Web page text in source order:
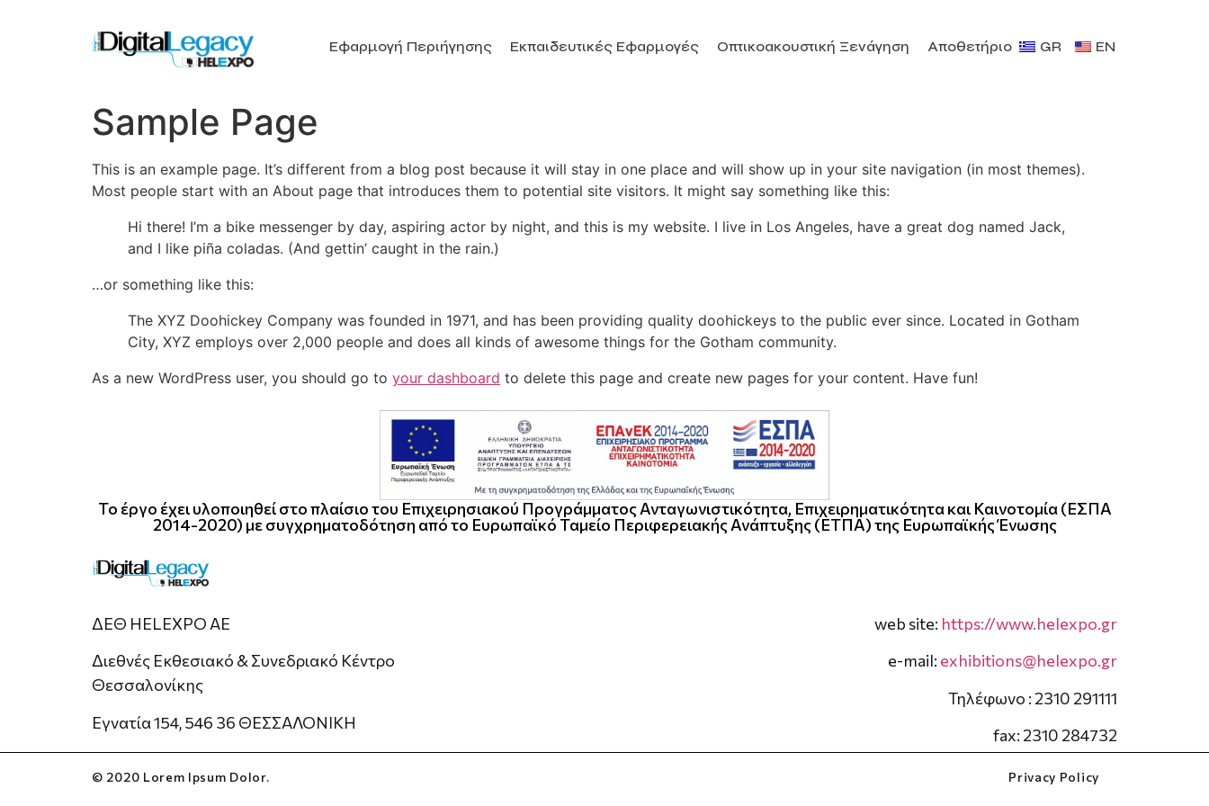
Εφαρμογή Περιήγησης Εκπαιδευτικές Εφαρμογές Οπτικοακουστική Ξενάγηση Αποθετήριο GR EN
Sample Page
This is an example page. It’s different from a blog post because it will stay in one place and will show up in your site navigation (in most themes).
Most people start with an About page that introduces them to potential site visitors. It might say something like this:
Hi there! I’m a bike messenger by day, aspiring actor by night, and this is my website. I live in Los Angeles, have a great dog named Jack,
and I like piña coladas. (And gettin’ caught in the rain.)
…or something like this:
The XYZ Doohickey Company was founded in 1971, and has been providing quality doohickeys to the public ever since. Located in Gotham
City, XYZ employs over 2,000 people and does all kinds of awesome things for the Gotham community.
As a new WordPress user, you should go to your dashboard to delete this page and create new pages for your content. Have fun!
Το έργο έχει υλοποιηθεί στο πλαίσιο του Επιχειρησιακού Προγράμματος Ανταγωνιστικότητα, Επιχειρηματικότητα και Καινοτομία (ΕΣΠΑ
2014-2020) με συγχρηματοδότηση από το Ευρωπαϊκό Ταμείο Περιφερειακής Ανάπτυξης (ΕΤΠΑ) της Ευρωπαϊκής Ένωσης
ΔΕΘ HELEXPO ΑΕ
Διεθνές Εκθεσιακό & Συνεδριακό Κέντρο
Θεσσαλονίκης
Εγνατία 154, 546 36 ΘΕΣΣΑΛΟΝΙΚΗ
web site: https://www.helexpo.gr
e-mail: exhibitions@helexpo.gr
Τηλέφωνο : 2310 291111
fax: 2310 284732
© 2020 Lorem Ipsum Dolor. Privacy Policy